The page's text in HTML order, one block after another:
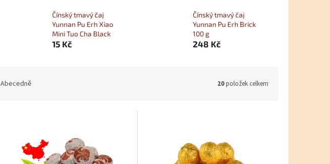
Čínský tmavý čaj
Yunnan Pu Erh Xiao
Mini Tuo Cha Black
15 Kč
Čínský tmavý čaj
Yunnan Pu Erh Brick
100 g
248 Kč
Abecedně 20položek celkem